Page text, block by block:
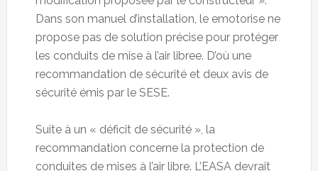
Dans son manuel d’installation, le emotorise ne
propose pas de solution précise pour protéger
les conduits de mise à l’air libree. D’où une
recommandation de sécurité et deux avis de
sécurité émis par le SESE.
Suite à un « déficit de sécurité », la
recommandation concerne la protection de
conduites de mises à l’air libre. L’EASA devrait